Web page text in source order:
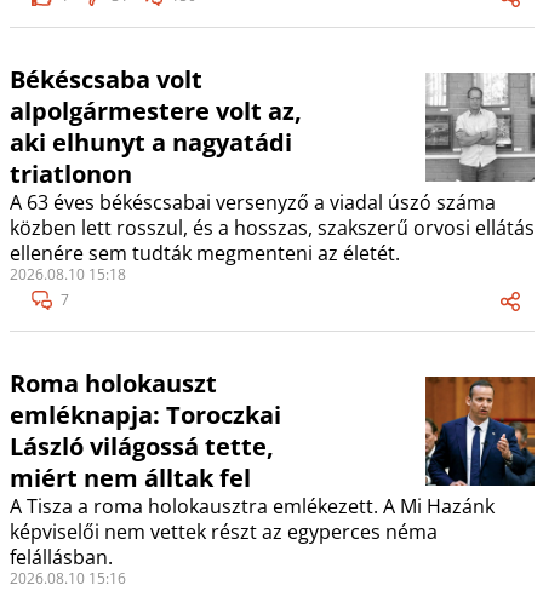
Békéscsaba volt
alpolgármestere volt az,
aki elhunyt a nagyatádi
triatlonon
A 63 éves békéscsabai versenyző a viadal úszó száma
közben lett rosszul, és a hosszas, szakszerű orvosi ellátás
ellenére sem tudták megmenteni az életét.
2026.08.10 15:18
7
Roma holokauszt
emléknapja: Toroczkai
László világossá tette,
miért nem álltak fel
A Tisza a roma holokausztra emlékezett. A Mi Hazánk
képviselői nem vettek részt az egyperces néma
felállásban.
2026.08.10 15:16